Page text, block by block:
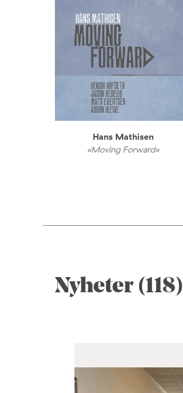
Hans Mathisen
«Moving Forward»
Nyheter (118)